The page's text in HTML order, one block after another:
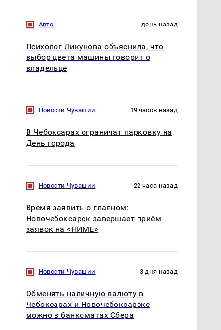
Авто день назад
Психолог Ликунова объяснила, что
выбор цвета машины говорит о
владельце
Новости Чувашии 19 часов назад
В Чебоксарах ограничат парковку на
День города
Новости Чувашии 22 часа назад
Время заявить о главном:
Новочебоксарск завершает приём
заявок на «НИМЕ»
Новости Чувашии 3 дня назад
Обменять наличную валюту в
Чебоксарах и Новочебоксарске
можно в банкоматах Сбера